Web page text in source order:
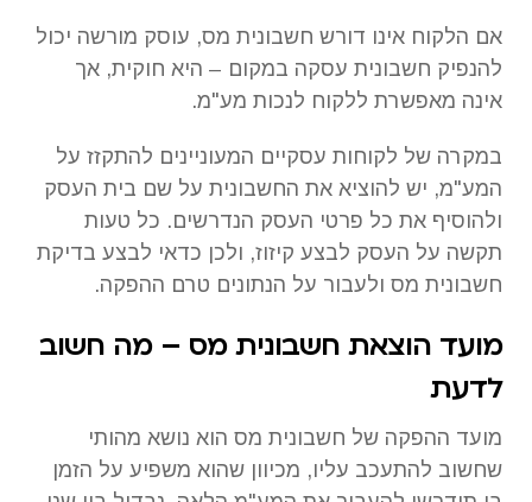
אם הלקוח אינו דורש חשבונית מס, עוסק מורשה יכול
להנפיק חשבונית עסקה במקום – היא חוקית, אך
אינה מאפשרת ללקוח לנכות מע"מ.
במקרה של לקוחות עסקיים המעוניינים להתקזז על
המע"מ, יש להוציא את החשבונית על שם בית העסק
ולהוסיף את כל פרטי העסק הנדרשים. כל טעות
תקשה על העסק לבצע קיזוז, ולכן כדאי לבצע בדיקת
חשבונית מס ולעבור על הנתונים טרם ההפקה.
מועד הוצאת חשבונית מס – מה חשוב
לדעת
מועד ההפקה של חשבונית מס הוא נושא מהותי
שחשוב להתעכב עליו, מכיוון שהוא משפיע על הזמן